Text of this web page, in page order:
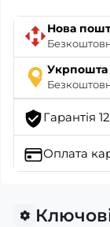
Нова
Укрпошта
Гарантія
Оплата